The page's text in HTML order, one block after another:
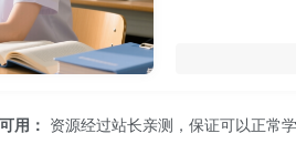
用： 资源经过站长亲测，保证可以正常